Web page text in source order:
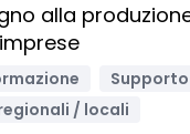
alla
/ locali